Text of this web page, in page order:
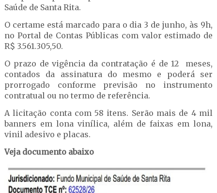
Saúde de Santa Rita.
O certame está marcado para o dia 3 de junho, às 9h,
no Portal de Contas Públicas com valor estimado de
R$ 3.561.305,50.
O prazo de vigência da contratação é de 12 meses,
contados da assinatura do mesmo e poderá ser
prorrogado conforme previsão no instrumento
contratual ou no termo de referência.
A licitação conta com 58 itens. Serão mais de 4 mil
banners em lona vinílica, além de faixas em lona,
vinil adesivo e placas.
Veja documento abaixo